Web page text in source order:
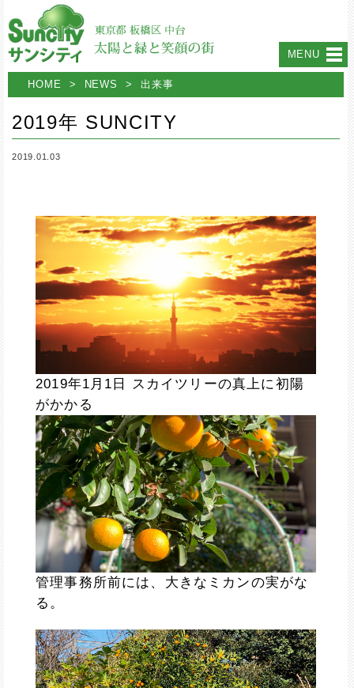
MENU
HOME > NEWS > 出来事
2019年 SUNCITY
2019.01.03
2019年1月1日 スカイツリーの真上に初陽
がかかる
管理事務所前には、大きなミカンの実がな
る。